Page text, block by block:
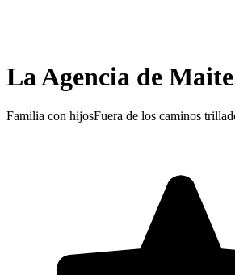
La Agencia de Maite
Familia con hijosFuera de los caminos